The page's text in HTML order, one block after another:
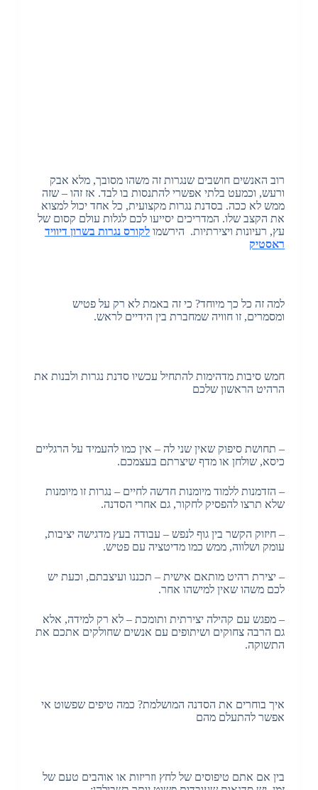
רוב האנשים חושבים שנגרות זה משהו מסובך, מלא אבק
ורעש, וכמעט בלתי אפשרי להתנסות בו לבד. אז זהו – שזה
ממש לא ככה. בסדנת נגרות מקצועית, כל אחד יכול למצוא
את הקצב שלו. המדריכים יסייעו לכם לגלות עולם קסום של
עץ, רעיונות ויצירתיות. הירשמו לקורס נגרות בשרון דיוויד
ראסטיק
למה זה כל כך מיוחד? כי זה באמת לא רק על פטיש
ומסמרים, זו חוויה שמחברת בין הידיים לראש.
חמש סיבות מדהימות להתחיל עכשיו סדנת נגרות ולבנות את
הרהיט הראשון שלכם
– תחושת סיפוק שאין שני לה – אין כמו להעמיד על הרגליים
כיסא, שולחן או מדף שיצרתם בעצמכם.
– הזדמנות ללמוד מיומנות חדשה לחיים – נגרות זו מיומנות
שלא תרצו להפסיק לחקור, גם אחרי הסדנה.
– חיזוק הקשר בין גוף לנפש – עבודה בעץ מדגישה יציבות,
עומק ושלווה, ממש כמו מדיטציה עם פטיש.
– יצירת רהיט מותאם אישית – תכננו ועיצבתם, וכעת יש
לכם משהו שאין למישהו אחר.
– מפגש עם קהילה יצירתית ותומכת – לא רק למידה, אלא
גם הרבה צחוקים ושיתופים עם אנשים שחולקים אתכם את
התשוקה.
איך בוחרים את הסדנה המושלמת? כמה טיפים שפשוט אי
אפשר להתעלם מהם
בין אם אתם טיפוסים של לחץ וזריזות או אוהבים טעם של